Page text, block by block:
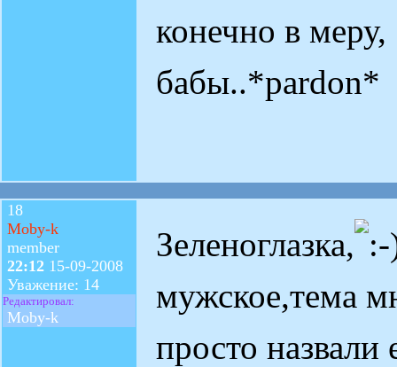
конечно в
бабы..*pardon*
18
Moby-k
member
22:12 15-09-2008
Уважение: 14
Редактировал:
Moby-k
Зеленоглазка,
мужское,тема
просто назвали